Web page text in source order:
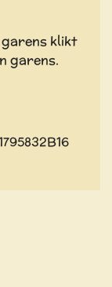
garens klikt
garens.